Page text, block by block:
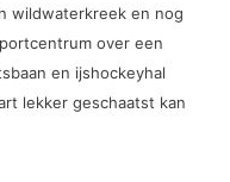
wildwaterkreek en nog
over een
en ijshockeyhal
lekker geschaatst kan